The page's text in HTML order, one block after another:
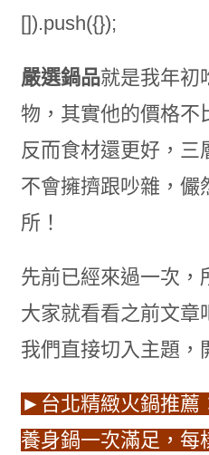
[]).push({});
嚴選鍋品就是我年初
物，其實他的價格不
反而食材還更好，三
不會擁擠跟吵雜，儼
所！
先前已經來過一次，
大家就看看之前文章
我們直接切入主題，
►台北精緻火鍋推薦
養身鍋一次滿足，每